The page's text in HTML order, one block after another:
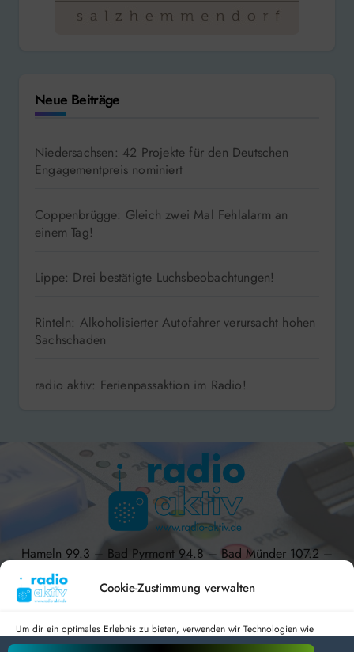
Cookie-Zustimmung verwalten
Um dir ein optimales Erlebnis zu bieten, verwenden wir Technologien wie
Cookies, um Geräteinformationen zu speichern und/oder darauf zuzugreifen.
Neue Beiträge
Niedersachsen: 42 Projekte für den Deutschen
Engagementpreis nominiert
Coppenbrügge: Gleich zwei Mal Fehlalarm an
einem Tag!
Lippe: Drei bestätigte Luchsbeobachtungen!
Rinteln: Alkoholisierter Autofahrer verursacht hohen
Sachschaden
radio aktiv: Ferienpassaktion im Radio!
Hameln 99.3 – Bad Pyrmont 94.8 – Bad Münder 107.2 –
DAB+ 9C